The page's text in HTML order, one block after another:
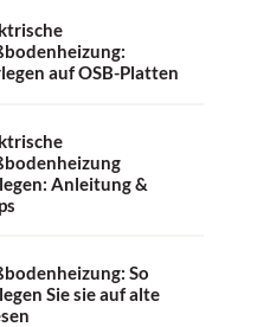
auf OSB-Platten
Anleitung &
So
Sie sie auf alte